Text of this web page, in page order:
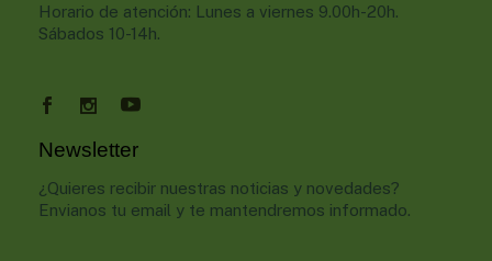
Horario de atención: Lunes a viernes 9.00h-20h.
Sábados 10-14h.
Newsletter
¿Quieres recibir nuestras noticias y novedades?
Envianos tu email y te mantendremos informado.